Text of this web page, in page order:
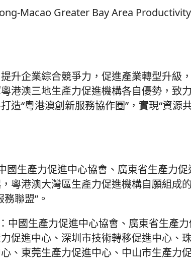
Macao Greater Bay Area
升企業綜合競爭力，促進產業轉型升級
港澳三地生產力促進機構各自優勢，致
造“粵港澳創新服務協作圈”，實現“資源
國生產力促進中心協會、廣東省生產力
粵港澳大灣區生產力促進機構自願組成
聯盟”。
中國生產力促進中心協會、廣東省生產
促進中心、深圳市技術轉移促進中心、
、東莞生產力促進中心、中山市生產力